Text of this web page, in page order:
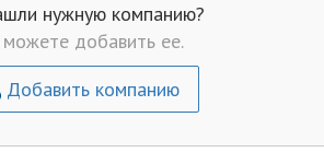
нужную компанию?
добавить ее.
Добавить компанию